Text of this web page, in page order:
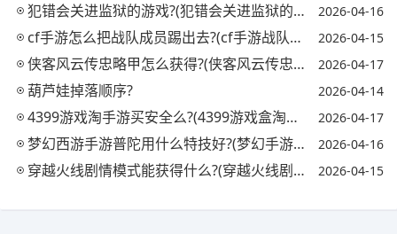
犯错会关进监狱的游戏?(犯错会关进监狱的游戏吗) 2026-04-16
cf手游怎么把战队成员踢出去?(cf手游战队怎么踢人) 2026-04-15
侠客风云传忠略甲怎么获得?(侠客风云传忠略甲对自己) 2026-04-17
葫芦娃掉落顺序? 2026-04-14
4399游戏淘手游买安全么?(4399游戏盒淘号有用吗) 2026-04-17
梦幻西游手游普陀用什么特技好?(梦幻手游普陀必备特技) 2026-04-16
穿越火线剧情模式能获得什么?(穿越火线剧情模式怎么过) 2026-04-15